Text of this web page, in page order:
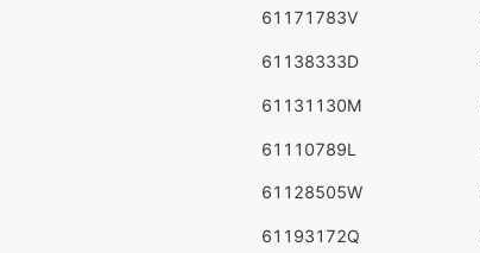
61171783V
61138333D
61131130M
61110789L
61128505W
61193172Q